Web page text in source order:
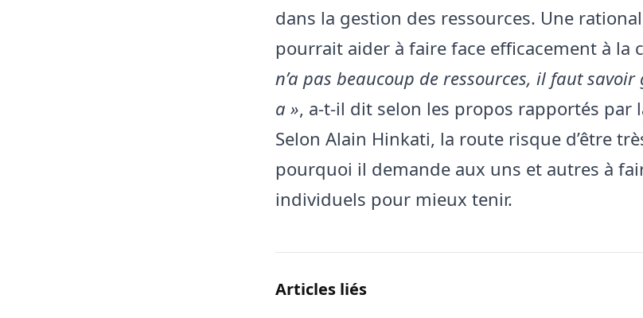
dans la gestion des ressources. Une
pourrait aider à faire face efficacement à la
n’a pas beaucoup de ressources, il faut savoir
a », a-t-il dit selon les propos rapportés par
Selon Alain Hinkati, la route risque d’être
pourquoi il demande aux uns et autres à
individuels pour mieux tenir.
Articles liés